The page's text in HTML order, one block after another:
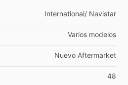
International​/​ Navistar
Varios modelos
Nuevo Aftermarket
48